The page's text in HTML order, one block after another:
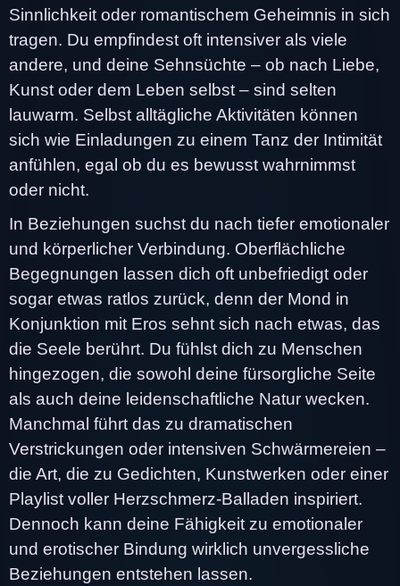
Sinnlichkeit oder romantischem Geheimnis in sich
tragen. Du empfindest oft intensiver als viele
andere, und deine Sehnsüchte – ob nach Liebe,
Kunst oder dem Leben selbst – sind selten
lauwarm. Selbst alltägliche Aktivitäten können
sich wie Einladungen zu einem Tanz der Intimität
anfühlen, egal ob du es bewusst wahrnimmst
oder nicht.
In Beziehungen suchst du nach tiefer emotionaler
und körperlicher Verbindung. Oberflächliche
Begegnungen lassen dich oft unbefriedigt oder
sogar etwas ratlos zurück, denn der Mond in
Konjunktion mit Eros sehnt sich nach etwas, das
die Seele berührt. Du fühlst dich zu Menschen
hingezogen, die sowohl deine fürsorgliche Seite
als auch deine leidenschaftliche Natur wecken.
Manchmal führt das zu dramatischen
Verstrickungen oder intensiven Schwärmereien –
die Art, die zu Gedichten, Kunstwerken oder einer
Playlist voller Herzschmerz-Balladen inspiriert.
Dennoch kann deine Fähigkeit zu emotionaler
und erotischer Bindung wirklich unvergessliche
Beziehungen entstehen lassen.